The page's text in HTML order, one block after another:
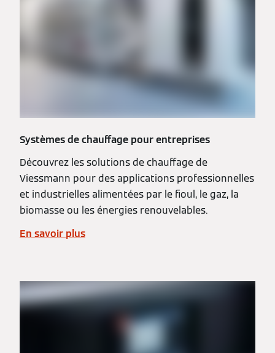
Systèmes de chauffage pour entreprises
Découvrez les solutions de chauffage de
Viessmann pour des applications professionnelles
et industrielles alimentées par le fioul, le gaz, la
biomasse ou les énergies renouvelables.
En savoir plus